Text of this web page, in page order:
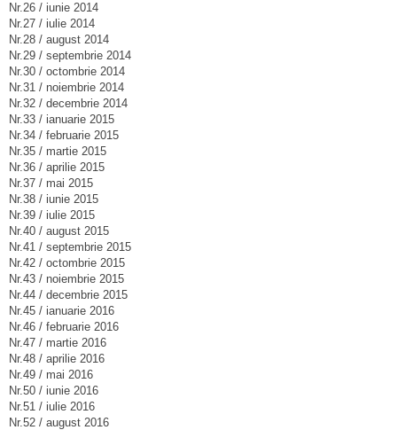
Nr.26 / iunie 2014
Nr.27 / iulie 2014
Nr.28 / august 2014
Nr.29 / septembrie 2014
Nr.30 / octombrie 2014
Nr.31 / noiembrie 2014
Nr.32 / decembrie 2014
Nr.33 / ianuarie 2015
Nr.34 / februarie 2015
Nr.35 / martie 2015
Nr.36 / aprilie 2015
Nr.37 / mai 2015
Nr.38 / iunie 2015
Nr.39 / iulie 2015
Nr.40 / august 2015
Nr.41 / septembrie 2015
Nr.42 / octombrie 2015
Nr.43 / noiembrie 2015
Nr.44 / decembrie 2015
Nr.45 / ianuarie 2016
Nr.46 / februarie 2016
Nr.47 / martie 2016
Nr.48 / aprilie 2016
Nr.49 / mai 2016
Nr.50 / iunie 2016
Nr.51 / iulie 2016
Nr.52 / august 2016